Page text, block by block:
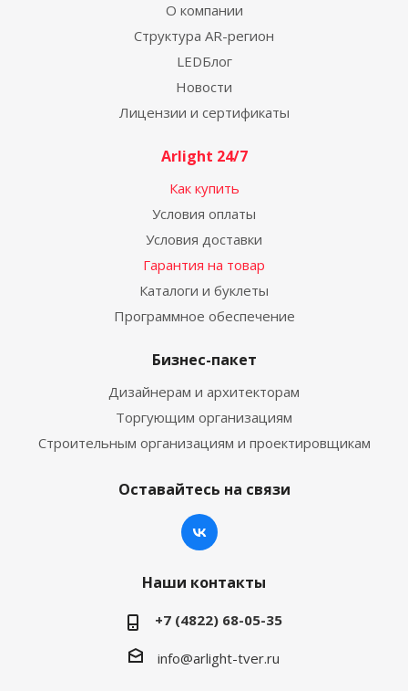
О компании
Структура AR-регион
LEDБлог
Новости
Лицензии и сертификаты
Arlight 24/7
Как купить
Условия оплаты
Условия доставки
Гарантия на товар
Каталоги и буклеты
Программное обеспечение
Бизнес-пакет
Дизайнерам и архитекторам
Торгующим организациям
Строительным организациям и проектировщикам
Оставайтесь на связи
Наши контакты
+7 (4822) 68-05-35
info@arlight-tver.ru